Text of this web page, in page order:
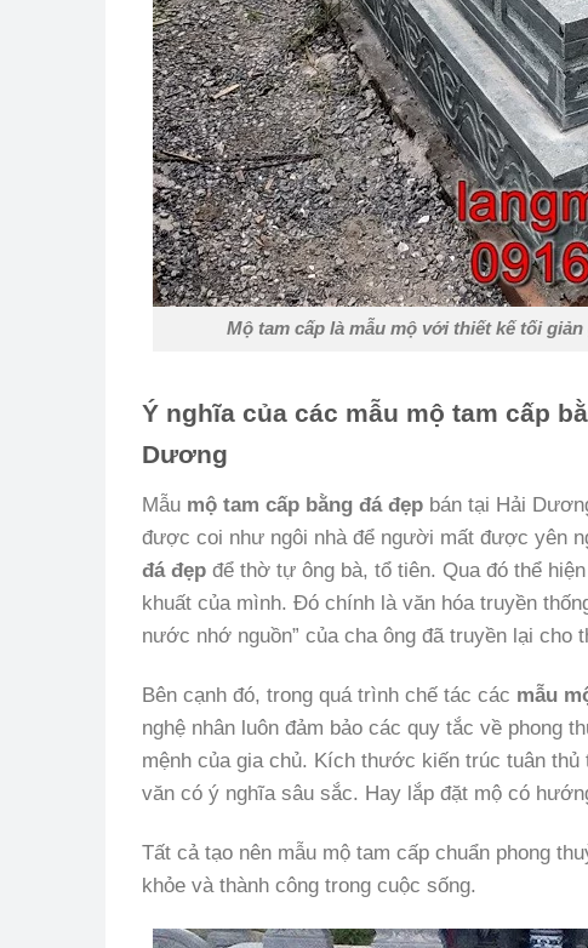
Mộ tam cấp là mẫu mộ với thiết kế tối
Ý nghĩa của các mẫu mộ tam cấp
Dương
Mẫu mộ tam cấp bằng đá đẹp bán tại Hải
được coi như ngôi nhà để người mất được yên
đá đẹp để thờ tự ông bà, tổ tiên. Qua đó thể
khuất của mình. Đó chính là văn hóa truyền
nước nhớ nguồn” của cha ông đã truyền lại cho
Bên cạnh đó, trong quá trình chế tác các mẫu
nghệ nhân luôn đảm bảo các quy tắc về phong
mệnh của gia chủ. Kích thước kiến trúc tuân
văn có ý nghĩa sâu sắc. Hay lắp đặt mộ có
Tất cả tạo nên mẫu mộ tam cấp chuẩn phong
khỏe và thành công trong cuộc sống.